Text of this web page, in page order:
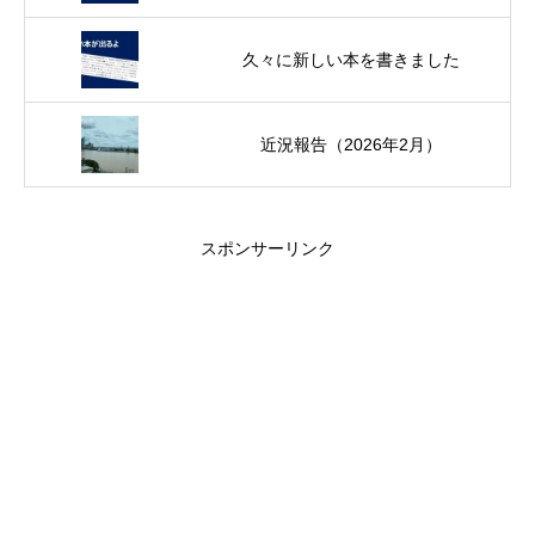
久々に新しい本を書きました
近況報告（2026年2月）
スポンサーリンク